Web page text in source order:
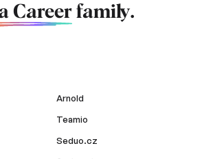
Career family.
Arnold
Teamio
Seduo.cz